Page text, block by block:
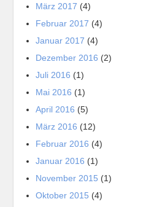
März 2017 (4)
Februar 2017 (4)
Januar 2017 (4)
Dezember 2016 (2)
Juli 2016 (1)
Mai 2016 (1)
April 2016 (5)
März 2016 (12)
Februar 2016 (4)
Januar 2016 (1)
November 2015 (1)
Oktober 2015 (4)